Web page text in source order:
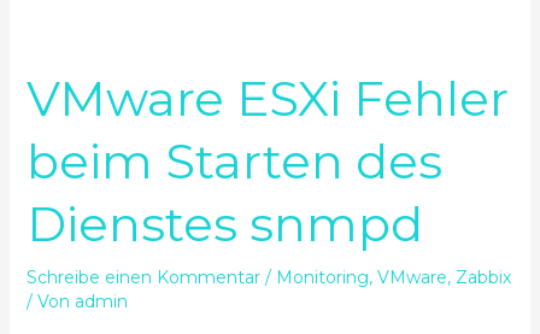
VMware ESXi Fehler
beim Starten des
Dienstes snmpd
Schreibe einen Kommentar / Monitoring, VMware, Zabbix
/ Von admin
VMware
ESXi
Fehler
beim
Starten
des
Dienstes
snmpd